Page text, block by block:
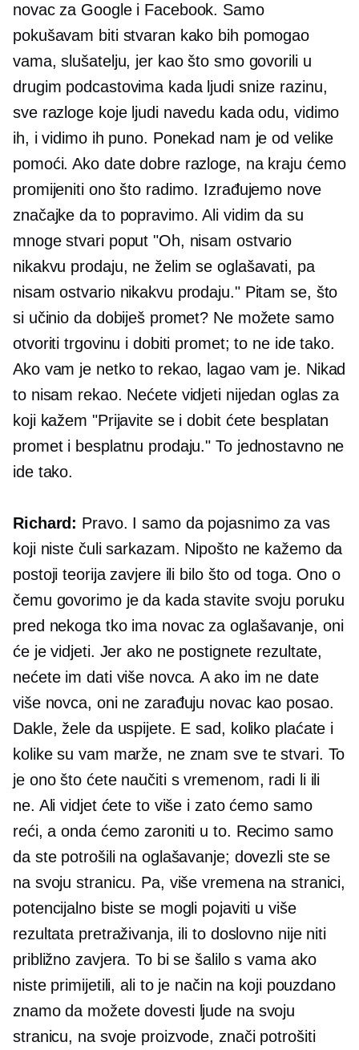
novac za Google i Facebook. Samo
pokušavam biti stvaran kako bih pomogao
vama, slušatelju, jer kao što smo govorili u
drugim podcastovima kada ljudi snize razinu,
sve razloge koje ljudi navedu kada odu, vidimo
ih, i vidimo ih puno. Ponekad nam je od velike
pomoći. Ako date dobre razloge, na kraju ćemo
promijeniti ono što radimo. Izrađujemo nove
značajke da to popravimo. Ali vidim da su
mnoge stvari poput "Oh, nisam ostvario
nikakvu prodaju, ne želim se oglašavati, pa
nisam ostvario nikakvu prodaju." Pitam se, što
si učinio da dobiješ promet? Ne možete samo
otvoriti trgovinu i dobiti promet; to ne ide tako.
Ako vam je netko to rekao, lagao vam je. Nikad
to nisam rekao. Nećete vidjeti nijedan oglas za
koji kažem "Prijavite se i dobit ćete besplatan
promet i besplatnu prodaju." To jednostavno ne
ide tako.
Richard: Pravo. I samo da pojasnimo za vas
koji niste čuli sarkazam. Nipošto ne kažemo da
postoji teorija zavjere ili bilo što od toga. Ono o
čemu govorimo je da kada stavite svoju poruku
pred nekoga tko ima novac za oglašavanje, oni
će je vidjeti. Jer ako ne postignete rezultate,
nećete im dati više novca. A ako im ne date
više novca, oni ne zarađuju novac kao posao.
Dakle, žele da uspijete. E sad, koliko plaćate i
kolike su vam marže, ne znam sve te stvari. To
je ono što ćete naučiti s vremenom, radi li ili
ne. Ali vidjet ćete to više i zato ćemo samo
reći, a onda ćemo zaroniti u to. Recimo samo
da ste potrošili na oglašavanje; dovezli ste se
na svoju stranicu. Pa, više vremena na stranici,
potencijalno biste se mogli pojaviti u više
rezultata pretraživanja, ili to doslovno nije niti
približno zavjera. To bi se šalilo s vama ako
niste primijetili, ali to je način na koji pouzdano
znamo da možete dovesti ljude na svoju
stranicu, na svoje proizvode, znači potrošiti